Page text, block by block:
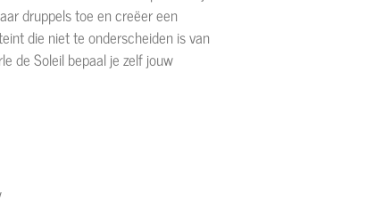
druppels toe en creëer een
die niet te onderscheiden is van
de Soleil bepaal je zelf jouw